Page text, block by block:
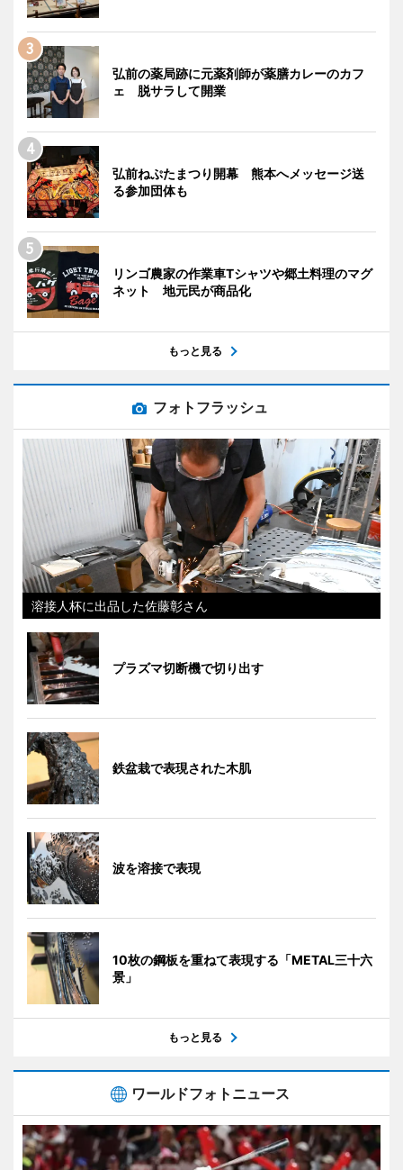
弘前の薬局跡に元薬剤師が薬膳カレーのカフ
ェ 脱サラして開業
弘前ねぷたまつり開幕 熊本へメッセージ送
る参加団体も
リンゴ農家の作業車Tシャツや郷土料理のマグ
ネット 地元民が商品化
もっと見る
フォトフラッシュ
溶接人杯に出品した佐藤彰さん
プラズマ切断機で切り出す
鉄盆栽で表現された木肌
波を溶接で表現
10枚の鋼板を重ねて表現する「METAL三十六
景」
もっと見る
ワールドフォトニュース